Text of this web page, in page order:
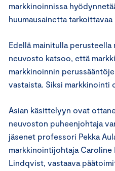
markkinoinnissa
huumausainetta
Edellä mainitulla perusteella
neuvosto katsoo, että
markkinoinnin
vastaista. Siksi markkinointi
Asian käsittelyyn ovat
neuvoston puheenjohtaja
jäsenet professori Pekka
markkinointijohtaja
Lindqvist, vastaava